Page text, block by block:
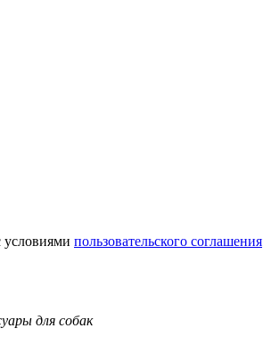
условиями пользовательского соглашения
для собак